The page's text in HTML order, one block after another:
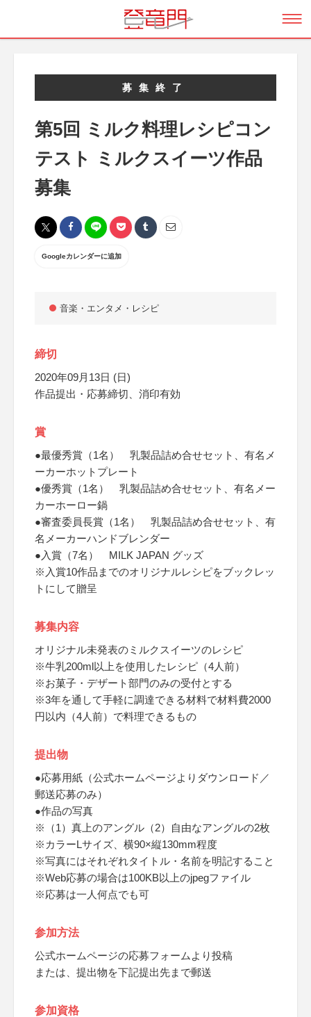
募集終了
第5回 ミルク料理レシピコン
テスト ミルクスイーツ作品
募集
Googleカレンダーに追加
音楽・エンタメ・レシピ
締切
2020年09月13日 (日)
作品提出・応募締切、消印有効
賞
●最優秀賞（1名） 乳製品詰め合せセット、有名メ
ーカーホットプレート
●優秀賞（1名） 乳製品詰め合せセット、有名メー
カーホーロー鍋
●審査委員長賞（1名） 乳製品詰め合せセット、有
名メーカーハンドブレンダー
●入賞（7名） MILK JAPAN グッズ
※入賞10作品までのオリジナルレシピをブックレッ
トにして贈呈
募集内容
オリジナル未発表のミルクスイーツのレシピ
※牛乳200ml以上を使用したレシピ（4人前）
※お菓子・デザート部門のみの受付とする
※3年を通して手軽に調達できる材料で材料費2000
円以内（4人前）で料理できるもの
提出物
●応募用紙（公式ホームページよりダウンロード／
郵送応募のみ）
●作品の写真
※（1）真上のアングル（2）自由なアングルの2枚
※カラーLサイズ、横90×縦130mm程度
※写真にはそれぞれタイトル・名前を明記すること
※Web応募の場合は100KB以上のjpegファイル
※応募は一人何点でも可
参加方法
公式ホームページの応募フォームより投稿
または、提出物を下記提出先まで郵送
参加資格